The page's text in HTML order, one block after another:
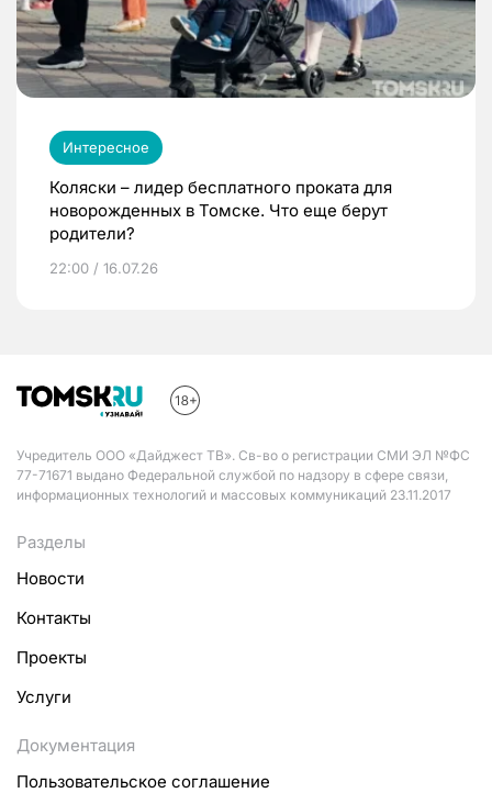
Интересное
Коляски – лидер бесплатного проката для
новорожденных в Томске. Что еще берут
родители?
22:00 / 16.07.26
Учредитель ООО «Дайджест ТВ». Св-во о регистрации СМИ ЭЛ №ФС
77-71671 выдано Федеральной службой по надзору в сфере связи,
информационных технологий и массовых коммуникаций 23.11.2017
Разделы
Новости
Контакты
Проекты
Услуги
Документация
Пользовательское соглашение